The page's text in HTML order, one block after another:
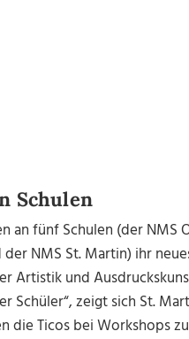
Schulen
an fünf Schulen (der NMS
NMS St. Martin) ihr
Artistik und
Schüler“, zeigt sich St.
die Ticos bei Workshops